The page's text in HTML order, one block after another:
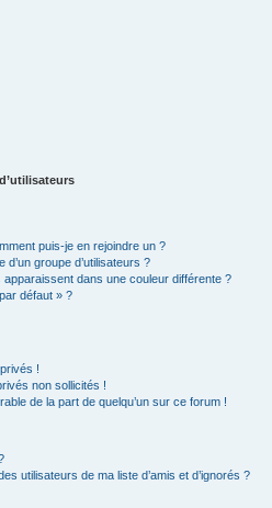
puis-je en rejoindre un ?
groupe d’utilisateurs ?
apparaissent dans une couleur différente ?
défaut » ?
!
non sollicités !
de la part de quelqu’un sur ce forum !
utilisateurs de ma liste d’amis et d’ignorés ?